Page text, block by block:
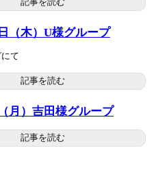
記事を読む
（木）U様グループ
て
記事を読む
月）吉田様グループ
記事を読む